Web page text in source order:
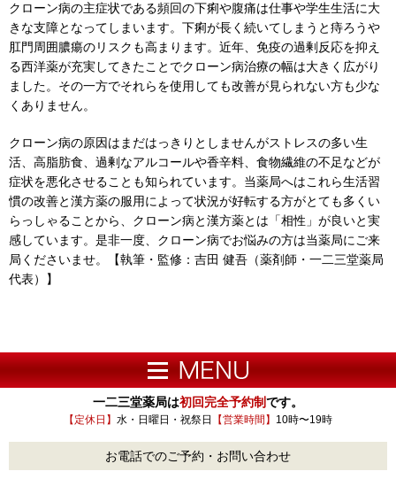
クローン病の主症状である頻回の下痢や腹痛は仕事や学生生活に大
きな支障となってしまいます。下痢が長く続いてしまうと痔ろうや
肛門周囲膿瘍のリスクも高まります。近年、免疫の過剰反応を抑え
る西洋薬が充実してきたことでクローン病治療の幅は大きく広がり
ました。その一方でそれらを使用しても改善が見られない方も少な
くありません。
クローン病の原因はまだはっきりとしませんがストレスの多い生
活、高脂肪食、過剰なアルコールや香辛料、食物繊維の不足などが
症状を悪化させることも知られています。当薬局へはこれら生活習
慣の改善と漢方薬の服用によって状況が好転する方がとても多くい
らっしゃることから、クローン病と漢方薬とは「相性」が良いと実
感しています。是非一度、クローン病でお悩みの方は当薬局にご来
局くださいませ。【執筆・監修：吉田 健吾（薬剤師・一二三堂薬局
代表）】
一二三堂薬局は初回完全予約制です。
【定休日】 水・日曜日・祝祭日 【営業時間】 10時〜19時
お電話でのご予約・お問い合わせ